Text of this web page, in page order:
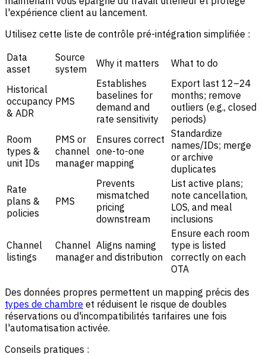
l'expérience client au lancement.
Utilisez cette liste de contrôle pré-intégration simplifiée :
Data
asset
Source
system
Why it matters What to do
Historical
occupancy
& ADR
PMS
Establishes
baselines for
demand and
rate sensitivity
Export last 12–24
months; remove
outliers (e.g., closed
periods)
Room
types &
unit IDs
PMS or
channel
manager
Ensures correct
one-to-one
mapping
Standardize
names/IDs; merge
or archive
duplicates
Rate
plans &
policies
PMS
Prevents
mismatched
pricing
downstream
List active plans;
note cancellation,
LOS, and meal
inclusions
Channel
listings
Channel
manager
Aligns naming
and distribution
Ensure each room
type is listed
correctly on each
OTA
Des données propres permettent un mapping précis des
types de chambre et réduisent le risque de doubles
réservations ou d'incompatibilités tarifaires une fois
l'automatisation activée.
Conseils pratiques :